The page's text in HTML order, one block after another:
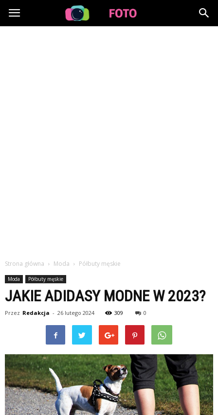
Lafoto.pl
Strona główna Moda Półbuty męskie
Moda Półbuty męskie
JAKIE ADIDASY MODNE W 2023?
Przez Redakcja - 26 lutego 2024 309 0